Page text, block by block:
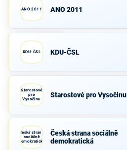
ANO 2011 ANO 2011
KDU-ČSL KDU-ČSL
Starostové
pro
Vysočinu
Starostové pro Vysočinu
Česká strana
sociálně
demokratická
Česká strana sociálně
demokratická